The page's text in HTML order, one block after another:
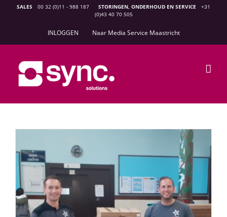
SALES 00 32 (0)11 - 988 187 STORINGEN, ONDERHOUD EN SERVICE
+31
(0)43 40 70 505
INLOGGEN Naar Media Service Maastricht